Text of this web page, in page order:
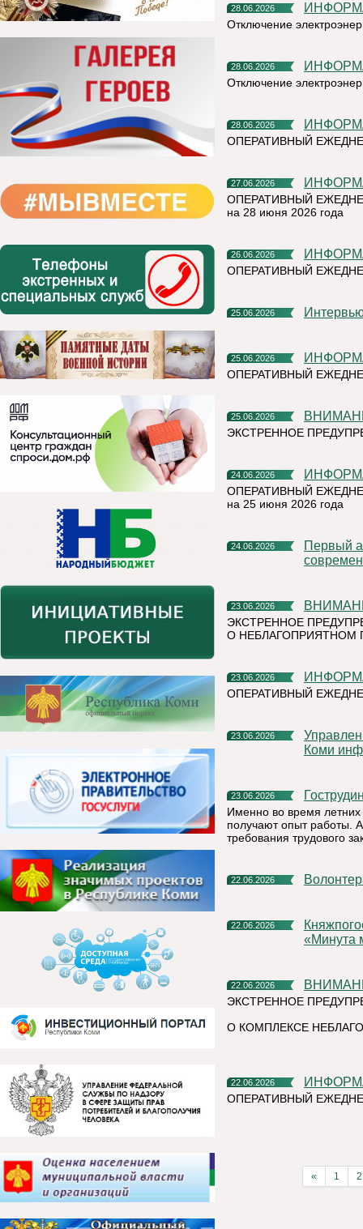
28.06.2026
Отключение
28.06.2026
Отключение
28.06.2026
ОПЕРАТИВНЫЙ
27.06.2026
ОПЕРАТИВНЫЙ
на 28 июня 2026 года
26.06.2026
ОПЕРАТИВНЫЙ
25.06.2026
25.06.2026
ОПЕРАТИВНЫЙ
25.06.2026
ЭКСТРЕННОЕ
24.06.2026
ОПЕРАТИВНЫЙ
на 25 июня 2026 года
24.06.2026
Первый алюминиевый завод РУСАЛа полностью перешел на
23.06.2026
ЭКСТРЕННОЕ
О НЕБЛАГОПРИЯТНОМ
23.06.2026
ОПЕРАТИВНЫЙ
23.06.2026
Управление Федеральной налоговой службы по Республике
Коми
23.06.2026
Именно во время летних
получают опыт работы.
требования трудового
22.06.2026
22.06.2026
Княжпогостский округ присоединился к Всероссийской акции
«Минута
22.06.2026
ЭКСТРЕННОЕ
О КОМПЛЕКСЕ
22.06.2026
ОПЕРАТИВНЫЙ
« 1 2